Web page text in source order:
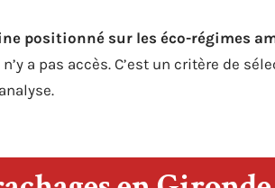
positionné sur les éco-régimes
a pas accès. C’est un critère de